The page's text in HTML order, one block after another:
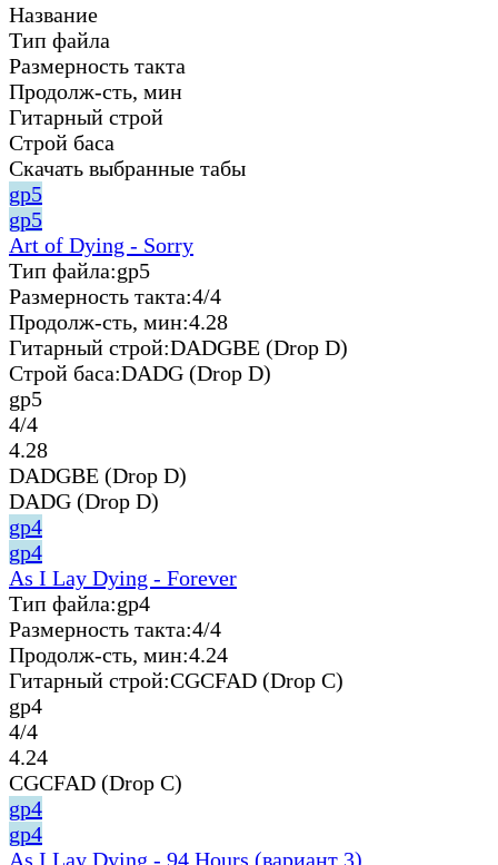
Название
Тип файла
Размерность такта
Продолж-сть, мин
Гитарный строй
Строй баса
Скачать выбранные табы
gp5
gp5
Art of Dying - Sorry
Тип файла:gp5
Размерность такта:4/4
Продолж-сть, мин:4.28
Гитарный строй:DADGBE (Drop D)
Строй баса:DADG (Drop D)
gp5
4/4
4.28
DADGBE (Drop D)
DADG (Drop D)
gp4
gp4
As I Lay Dying - Forever
Тип файла:gp4
Размерность такта:4/4
Продолж-сть, мин:4.24
Гитарный строй:CGCFAD (Drop C)
gp4
4/4
4.24
CGCFAD (Drop C)
gp4
gp4
As I Lay Dying - 94 Hours (вариант 3)